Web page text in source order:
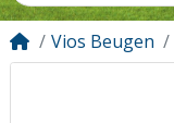
Vios Beugen